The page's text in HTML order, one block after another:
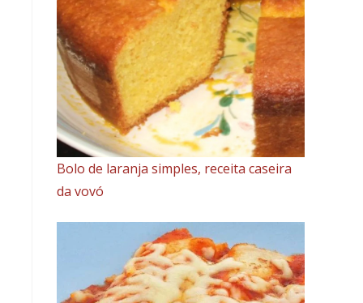
Bolo de laranja simples, receita caseira
da vovó